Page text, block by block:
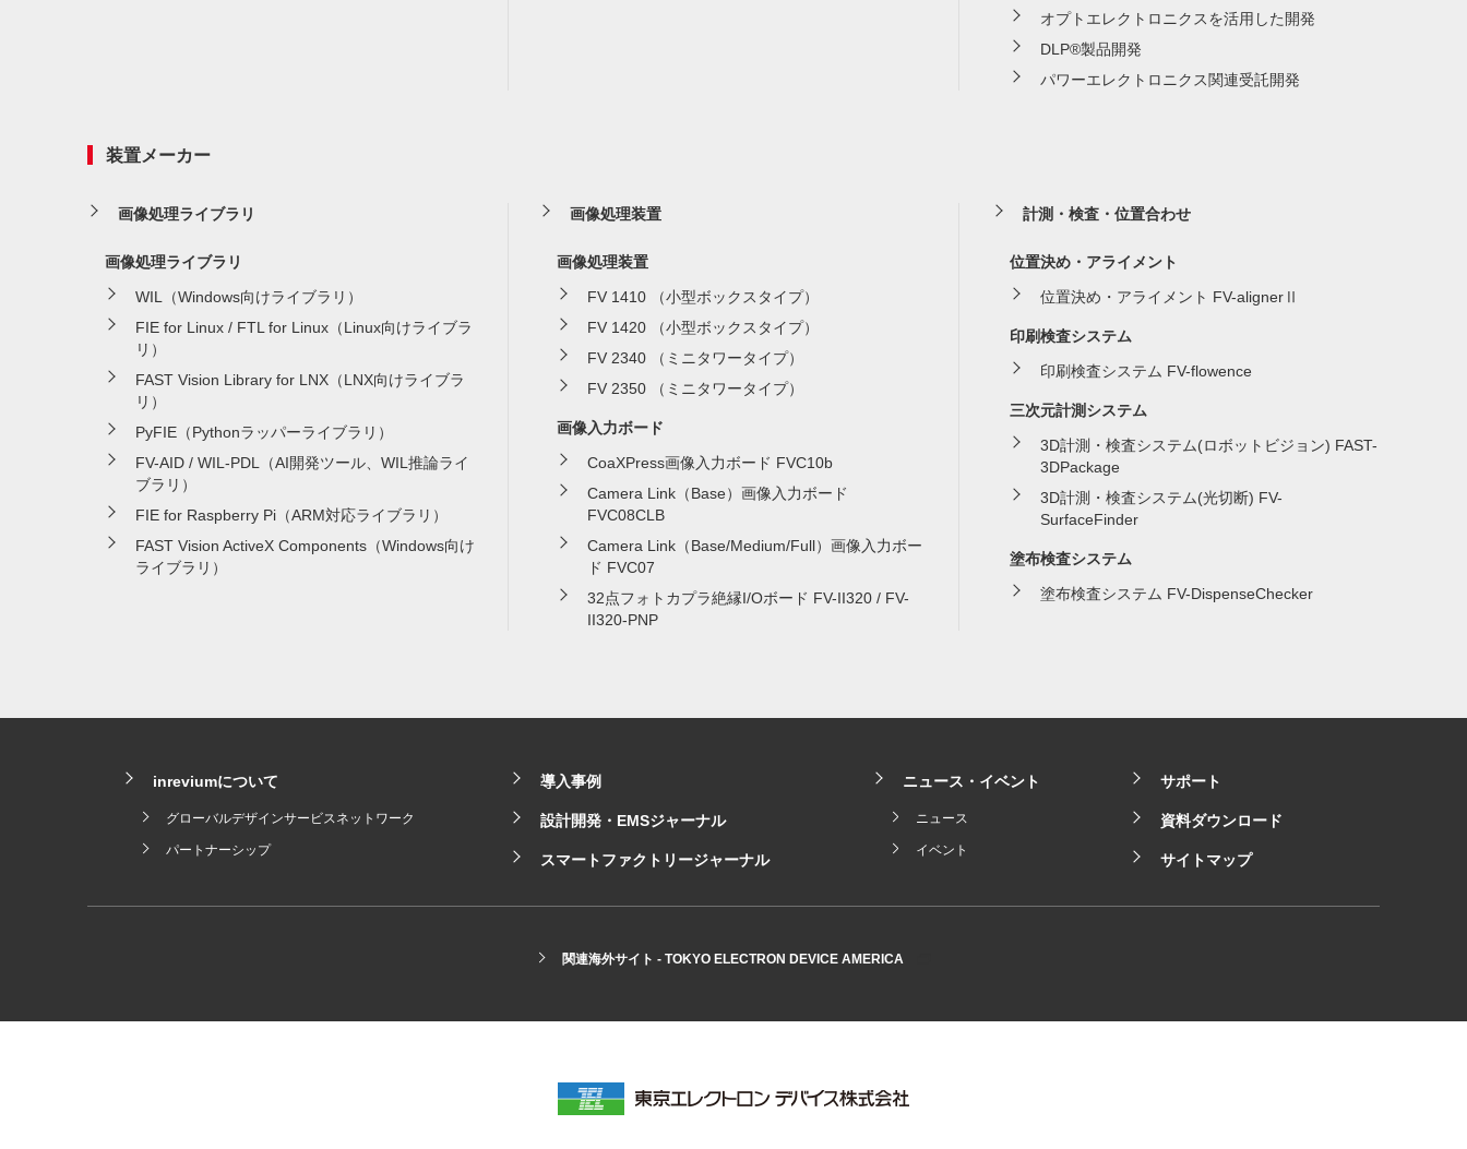
オプトエレクトロニクスを活用した開発
DLP®製品開発
パワーエレクトロニクス関連受託開発
装置メーカー
画像処理ライブラリ
画像処理ライブラリ
WIL（Windows向けライブラリ）
FIE for Linux / FTL for Linux（Linux向けライブラ
リ）
FAST Vision Library for LNX（LNX向けライブラ
リ）
PyFIE（Pythonラッパーライブラリ）
FV-AID / WIL-PDL（AI開発ツール、WIL推論ライ
ブラリ）
FIE for Raspberry Pi（ARM対応ライブラリ）
FAST Vision ActiveX Components（Windows向け
ライブラリ）
画像処理装置
画像処理装置
FV 1410 （小型ボックスタイプ）
FV 1420 （小型ボックスタイプ）
FV 2340 （ミニタワータイプ）
FV 2350 （ミニタワータイプ）
画像入力ボード
CoaXPress画像入力ボード FVC10b
Camera Link（Base）画像入力ボード
FVC08CLB
Camera Link（Base/Medium/Full）画像入力ボー
ド FVC07
32点フォトカプラ絶縁I/Oボード FV-II320 / FV-
II320-PNP
計測・検査・位置合わせ
位置決め・アライメント
位置決め・アライメント FV-alignerⅡ
印刷検査システム
印刷検査システム FV-flowence
三次元計測システム
3D計測・検査システム(ロボットビジョン) FAST-
3DPackage
3D計測・検査システム(光切断) FV-
SurfaceFinder
塗布検査システム
塗布検査システム FV-DispenseChecker
inreviumについて
グローバルデザインサービスネットワーク
パートナーシップ
導入事例
設計開発・EMSジャーナル
スマートファクトリージャーナル
ニュース・イベント
ニュース
イベント
サポート
資料ダウンロード
サイトマップ
関連海外サイト -TOKYO ELECTRON DEVICE AMERICA